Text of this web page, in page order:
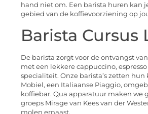
hand niet om. Een barista huren kan
gebied van de koffievoorziening op
Barista Cursus
De barista zorgt voor de ontvangst
met een lekkere cappuccino,
specialiteit. Onze barista’s zetten
Mobiel, een Italiaanse Piaggio,
koffiebar. Qua apparatuur maken we
groeps Mirage van Kees van der
molen ernaast.